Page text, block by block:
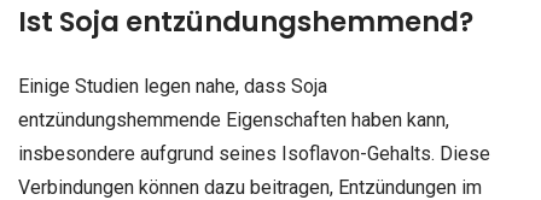
Ist Soja entzündungshemmend?
Einige Studien legen nahe, dass Soja
entzündungshemmende Eigenschaften haben kann,
insbesondere aufgrund seines Isoflavon-Gehalts. Diese
Verbindungen können dazu beitragen, Entzündungen im